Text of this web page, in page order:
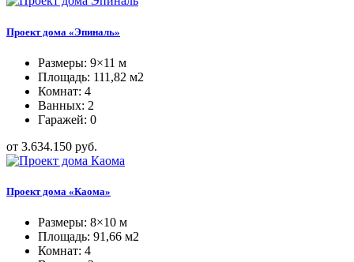
Проект дома «Эпиналь»
Размеры: 9×11 м
Площадь: 111,82 м2
Комнат: 4
Ванных: 2
Гаражей: 0
от 3.634.150 руб.
Проект дома «Каома»
Размеры: 8×10 м
Площадь: 91,66 м2
Комнат: 4